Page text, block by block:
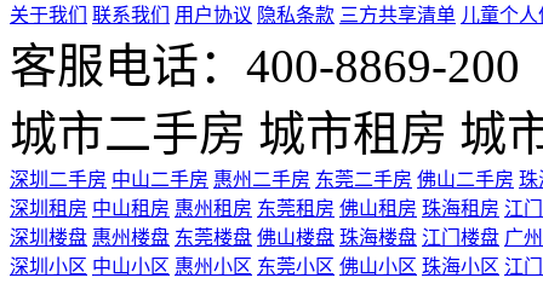
关于我们 联系我们 用户协议 隐私条款 三方共享清单 儿童个
客服电话：400-8869-200
城市二手房 城市租房 城
深圳二手房 中山二手房 惠州二手房 东莞二手房 佛山二手房 珠
深圳租房 中山租房 惠州租房 东莞租房 佛山租房 珠海租房 江
深圳楼盘 惠州楼盘 东莞楼盘 佛山楼盘 珠海楼盘 江门楼盘 广
深圳小区 中山小区 惠州小区 东莞小区 佛山小区 珠海小区 江